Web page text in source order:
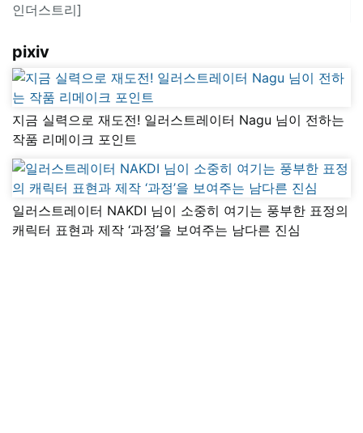
인더스트리]
pixiv
지금 실력으로 재도전! 일러스트레이터 Nagu 님이 전하는
작품 리메이크 포인트
일러스트레이터 NAKDI 님이 소중히 여기는 풍부한 표정의
캐릭터 표현과 제작 ‘과정’을 보여주는 남다른 진심